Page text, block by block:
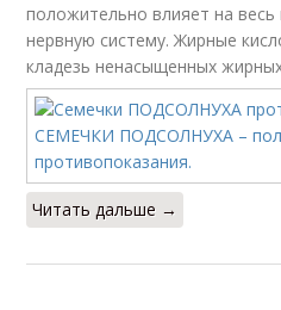
положительно влияет на весь
нервную систему. Жирные
кладезь ненасыщенных
Читать дальше →